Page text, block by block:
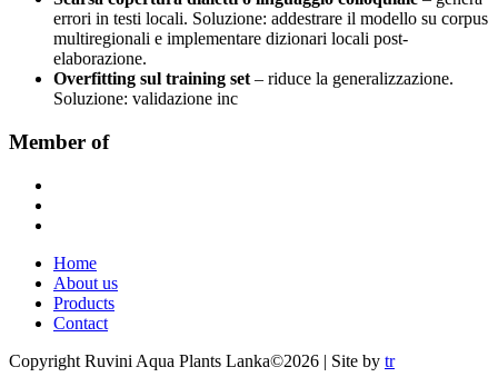
errori in testi locali. Soluzione: addestrare il modello su corpus
multiregionali e implementare dizionari locali post-
elaborazione.
Overfitting sul training set – riduce la generalizzazione.
Soluzione: validazione inc
Member of
Home
About us
Products
Contact
Copyright Ruvini Aqua Plants Lanka©2026 | Site by tr